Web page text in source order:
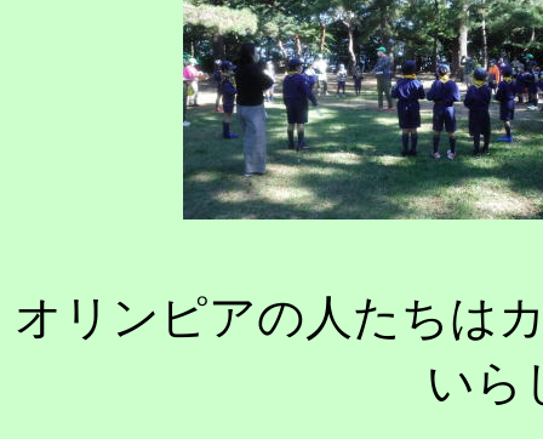
オリンピアの人たちは
いら